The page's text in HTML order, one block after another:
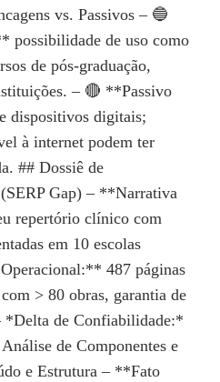
vs. Passivos – 🔵
possibilidade de uso como
de pós‑graduação,
– 🔴 **Passivo
dispositivos digitais;
à internet podem ter
## Dossiê de
Gap) – **Narrativa
repertório clínico com
em 10 escolas
487 páginas
> 80 obras, garantia de
*Delta de Confiabilidade:*
de Componentes e
e Estrutura – **Fato